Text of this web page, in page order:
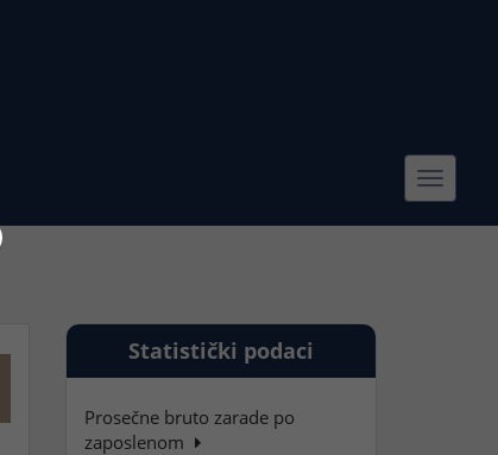
Toggle
Statistički podaci
Prosečne bruto zarade po
zaposlenom